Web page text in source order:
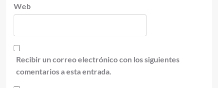
Web
Recibir un correo electrónico con los siguientes
comentarios a esta entrada.